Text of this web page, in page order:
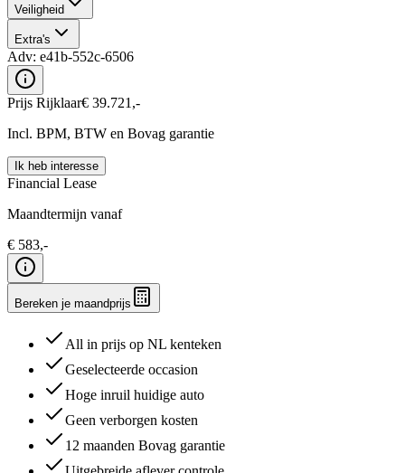
Veiligheid
Extra's
Adv: e41b-552c-6506
Prijs Rijklaar€ 39.721 ,-
Incl. BPM, BTW en Bovag garantie
Ik heb interesse
Financial Lease
Maandtermijn vanaf
€ 583,-
Bereken je maandprijs
All in prijs op NL kenteken
Geselecteerde occasion
Hoge inruil huidige auto
Geen verborgen kosten
12 maanden Bovag garantie